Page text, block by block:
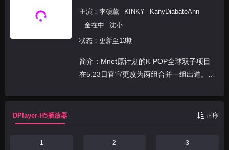
主演： 李硕薰 KINKY
KanyDiabatéAhn
金在中
沈小
状态：更新至13期
简介：Mnet原计划的K-POP全球双子项目
在5.23日官宣更改为两组合并一组出道。由
目组成，两个节目以每场比赛相同的格式进
DPlayer-H5播放器 正序
1 2 3